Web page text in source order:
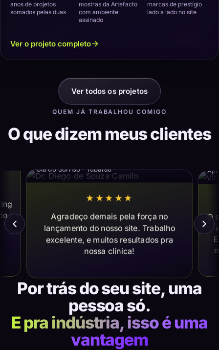
anos de projetos
somados pelas duas
mostras da Artefacto
com ambiente
assinado
marcas de prestígio
lado a lado no site
Ver o projeto completo
Ver todos os projetos
QUEM JÁ TRABALHOU COMIGO
O que dizem meus clientes
Cia do Sorriso · Tubarão
★★★★★
Agradeço demais pela força no
lançamento do nosso site. Trabalho
excelente, e muitos resultados pra
nossa clínica!
O
Por trás do seu site, uma
pessoa só.
E pra indústria, isso é uma
vantagem